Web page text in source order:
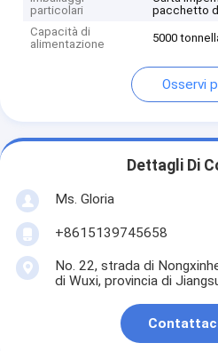
particolari
pacchetto
Capacità di
alimentazione
5000
Osservi
Dettagli Di
Ms. Gloria
+8615139745658
No. 22, strada di
di Wuxi, provincia di